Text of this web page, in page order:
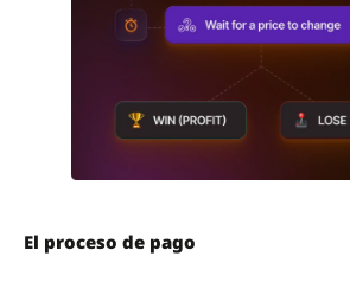
El proceso de pago